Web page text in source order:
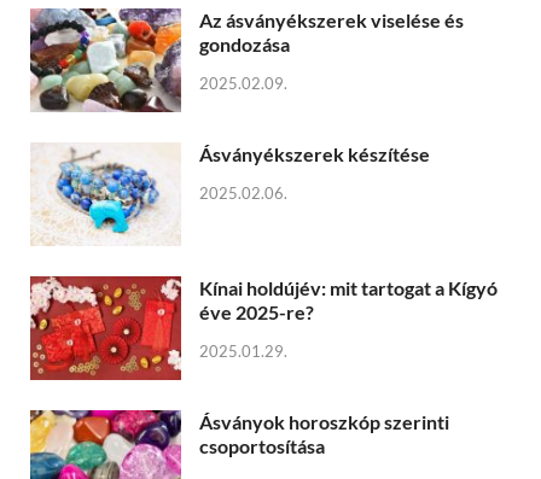
Az ásványékszerek viselése és
gondozása
2025.02.09.
Ásványékszerek készítése
2025.02.06.
Kínai holdújév: mit tartogat a Kígyó
éve 2025-re?
2025.01.29.
Ásványok horoszkóp szerinti
csoportosítása